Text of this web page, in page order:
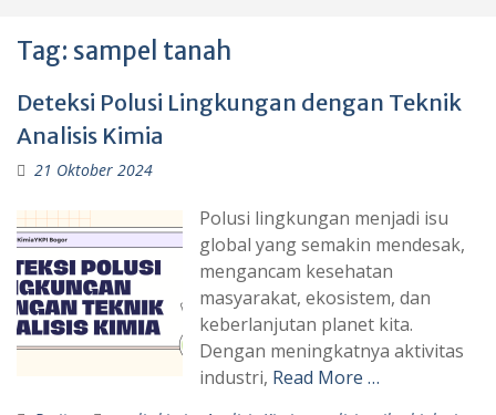
Tag: sampel tanah
Deteksi Polusi Lingkungan dengan Teknik
Analisis Kimia
21 Oktober 2024
Polusi lingkungan menjadi isu
global yang semakin mendesak,
mengancam kesehatan
masyarakat, ekosistem, dan
keberlanjutan planet kita.
Dengan meningkatnya aktivitas
industri, Read More …